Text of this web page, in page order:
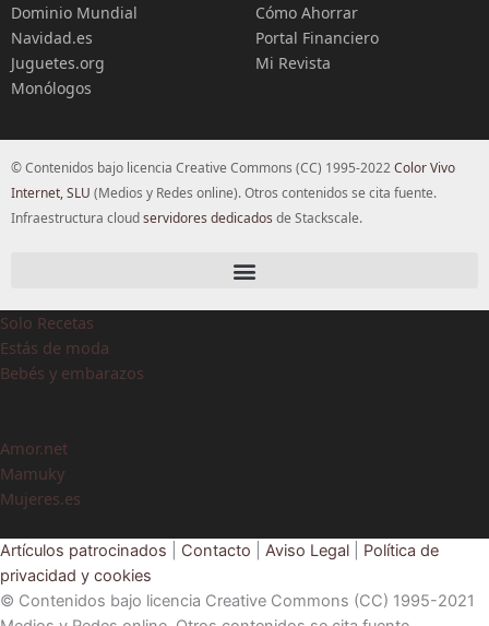
Dominio Mundial
Navidad.es
Juguetes.org
Monólogos
Cómo Ahorrar
Portal Financiero
Mi Revista
© Contenidos bajo licencia Creative Commons (CC) 1995-2022Color Vivo
Internet, SLU (Medios y Redes online). Otros contenidos se cita fuente.
Infraestructura cloudservidores dedicados de Stackscale.
Solo Recetas
Estás de moda
Bebés y embarazos
Amor.net
Mamuky
Mujeres.es
Artículos patrocinados Contacto Aviso Legal
Política de
privacidad y cookies
© Contenidos bajo licencia Creative Commons (CC) 1995-2021